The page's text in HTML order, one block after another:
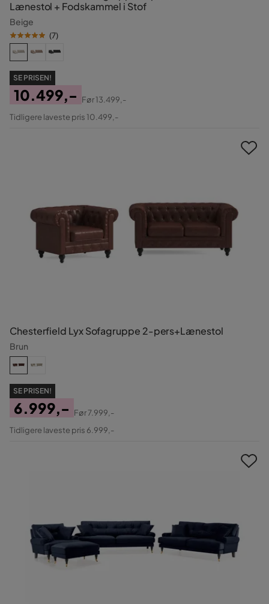
Lænestol + Fodskammel i Stof
Beige
(7)
SE PRISEN!
Pris
10.499,-
Original
Før13.499,-
Tidligere laveste pris 10.499,-
Chesterfield Lyx Sofagruppe 2-pers+Lænestol
Brun
SE PRISEN!
Pris
6.999,-
Original
Før7.999,-
Tidligere laveste pris 6.999,-